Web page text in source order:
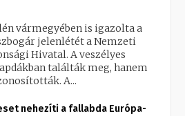
vármegyében is igazolta a
jelenlétét a Nemzeti
Hivatal. A veszélyes
találták meg, hanem
A...
nehezíti a fallabda Európa-